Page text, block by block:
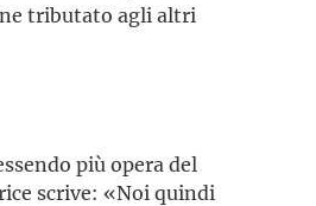
tributato agli altri
più opera del
scrive: «Noi quindi